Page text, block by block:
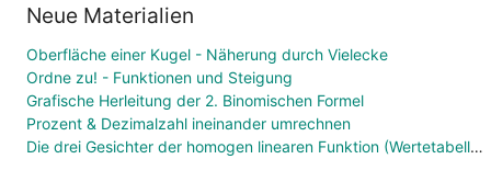
Neue Materialien
Oberfläche einer Kugel - Näherung durch Vielecke
Ordne zu! - Funktionen und Steigung
Grafische Herleitung der 2. Binomischen Formel
Prozent & Dezimalzahl ineinander umrechnen
Die drei Gesichter der homogen linearen Funktion (Wertetabelle, Funktionsgleichung, Graph)